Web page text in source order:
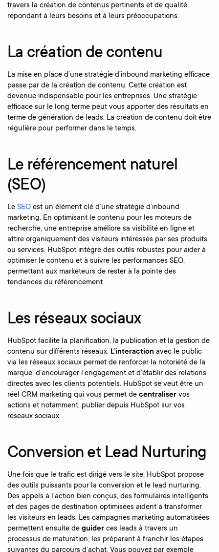
travers la création de contenus pertinents et de qualité,
répondant à leurs besoins et à leurs préoccupations.
La création de contenu
La mise en place d’une stratégie d’inbound marketing efficace
passe par de la création de contenu. Cette création est
devenue indispensable pour les entreprises. Une stratégie
efficace sur le long terme peut vous apporter des résultats en
terme de génération de leads. La création de contenu doit être
régulière pour performer dans le temps.
Le référencement naturel
(SEO)
Le SEO est un élément clé d’une stratégie d’inbound
marketing. En optimisant le contenu pour les moteurs de
recherche, une entreprise améliore sa visibilité en ligne et
attire organiquement des visiteurs intéressés par ses produits
ou services. HubSpot intègre des outils robustes pour aider à
optimiser le contenu et à suivre les performances SEO,
permettant aux marketeurs de rester à la pointe des
tendances du référencement.
Les réseaux sociaux
HubSpot facilite la planification, la publication et la gestion de
contenu sur différents réseaux. L’interaction avec le public
via les réseaux sociaux permet de renforcer la notoriété de la
marque, d’encourager l’engagement et d’établir des relations
directes avec les clients potentiels. HubSpot se veut être un
réel CRM marketing qui vous permet de centraliser vos
actions et notamment, publier depuis HubSpot sur vos
réseaux sociaux.
Conversion et Lead Nurturing
Une fois que le trafic est dirigé vers le site, HubSpot propose
des outils puissants pour la conversion et le lead nurturing.
Des appels à l’action bien conçus, des formulaires intelligents
et des pages de destination optimisées aident à transformer
les visiteurs en leads. Les campagnes marketing automatisées
permettent ensuite de guider ces leads à travers un
processus de maturation, les préparant à franchir les étapes
suivantes du parcours d’achat. Vous pouvez par exemple